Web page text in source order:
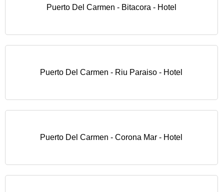
Puerto Del Carmen - Bitacora - Hotel
Puerto Del Carmen - Riu Paraiso - Hotel
Puerto Del Carmen - Corona Mar - Hotel